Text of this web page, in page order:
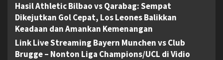
Hasil Athletic Bilbao vs Qarabag: Sempat
Dikejutkan Gol Cepat, Los Leones Balikkan
Keadaan dan Amankan Kemenangan
Link Live Streaming Bayern Munchen vs Club
Brugge – Nonton Liga Champions/UCL di Vidio